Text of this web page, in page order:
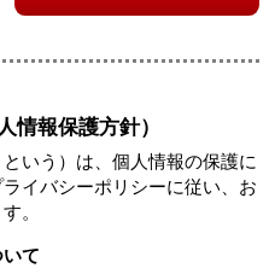
情報保護方針）
いう）は、個人情報の保護に
イバシーポリシーに従い、お
。
て